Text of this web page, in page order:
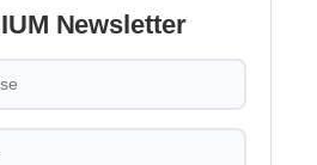
Newsletter